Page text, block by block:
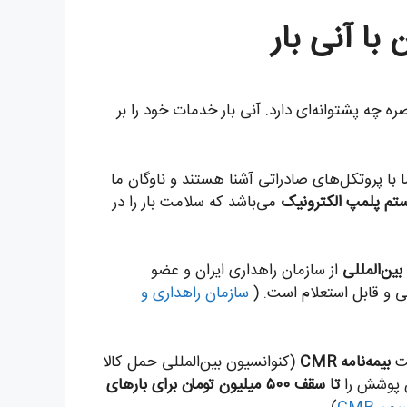
آنی بار
چه پشتوانه‌ای دارد. آنی بار خدمات خود را بر
پروتکل‌های صادراتی آشنا هستند و ناوگان ما
می‌باشد که سلامت بار را در
از سازمان راهداری ایران و عضو
و قابل استعلام است. ( سازمان راهداری و
بیمه‌نامه CMR
(کنوانسیون بین‌المللی حمل کالا
پوشش را
تا سقف ۵۰۰ میلیون تومان برای بارهای